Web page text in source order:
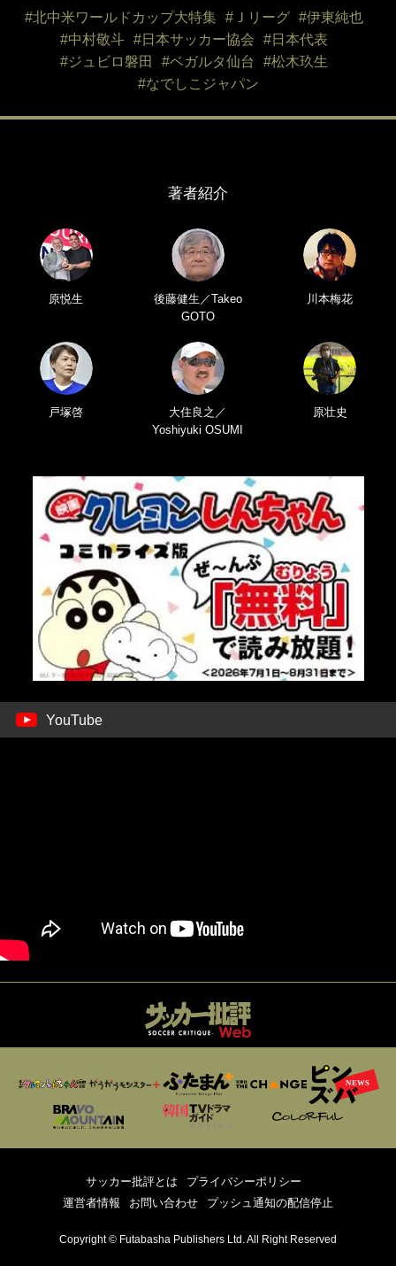
#北中米ワールドカップ大特集 #Ｊリーグ
#伊東純也
#中村敬斗
#日本サッカー協会
#日本代表
#ジュビロ磐田
#ベガルタ仙台
#松木玖生
#なでしこジャパン
著者紹介
原悦生
後藤健生／Takeo
GOTO
川本梅花
戸塚啓
大住良之／
Yoshiyuki OSUMI
原壮史
YouTube
サッカー批評とは
プライバシーポリシー
運営者情報
お問い合わせ プッシュ通知の配信停止
Copyright © Futabasha Publishers Ltd. All Right Reserved